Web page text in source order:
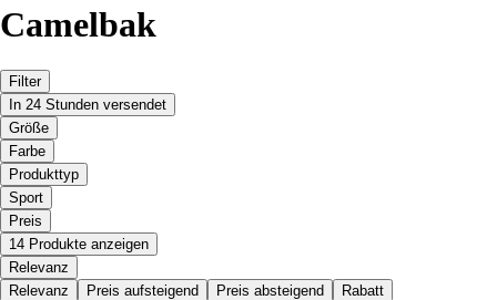
Camelbak
Filter
In 24 Stunden versendet
Größe
Farbe
Produkttyp
Sport
Preis
14 Produkte anzeigen
Relevanz
Relevanz
Preis aufsteigend Preis absteigend Rabatt